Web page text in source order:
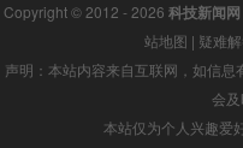
Copyright © 2012 - 2026 科技新闻网
站地图 | 疑难
声明：本站内容来自互联网，如信
会
本站仅为个人兴趣爱